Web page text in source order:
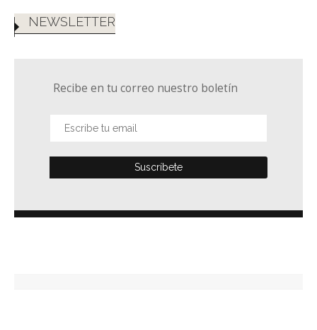
NEWSLETTER
Recibe en tu correo nuestro boletín